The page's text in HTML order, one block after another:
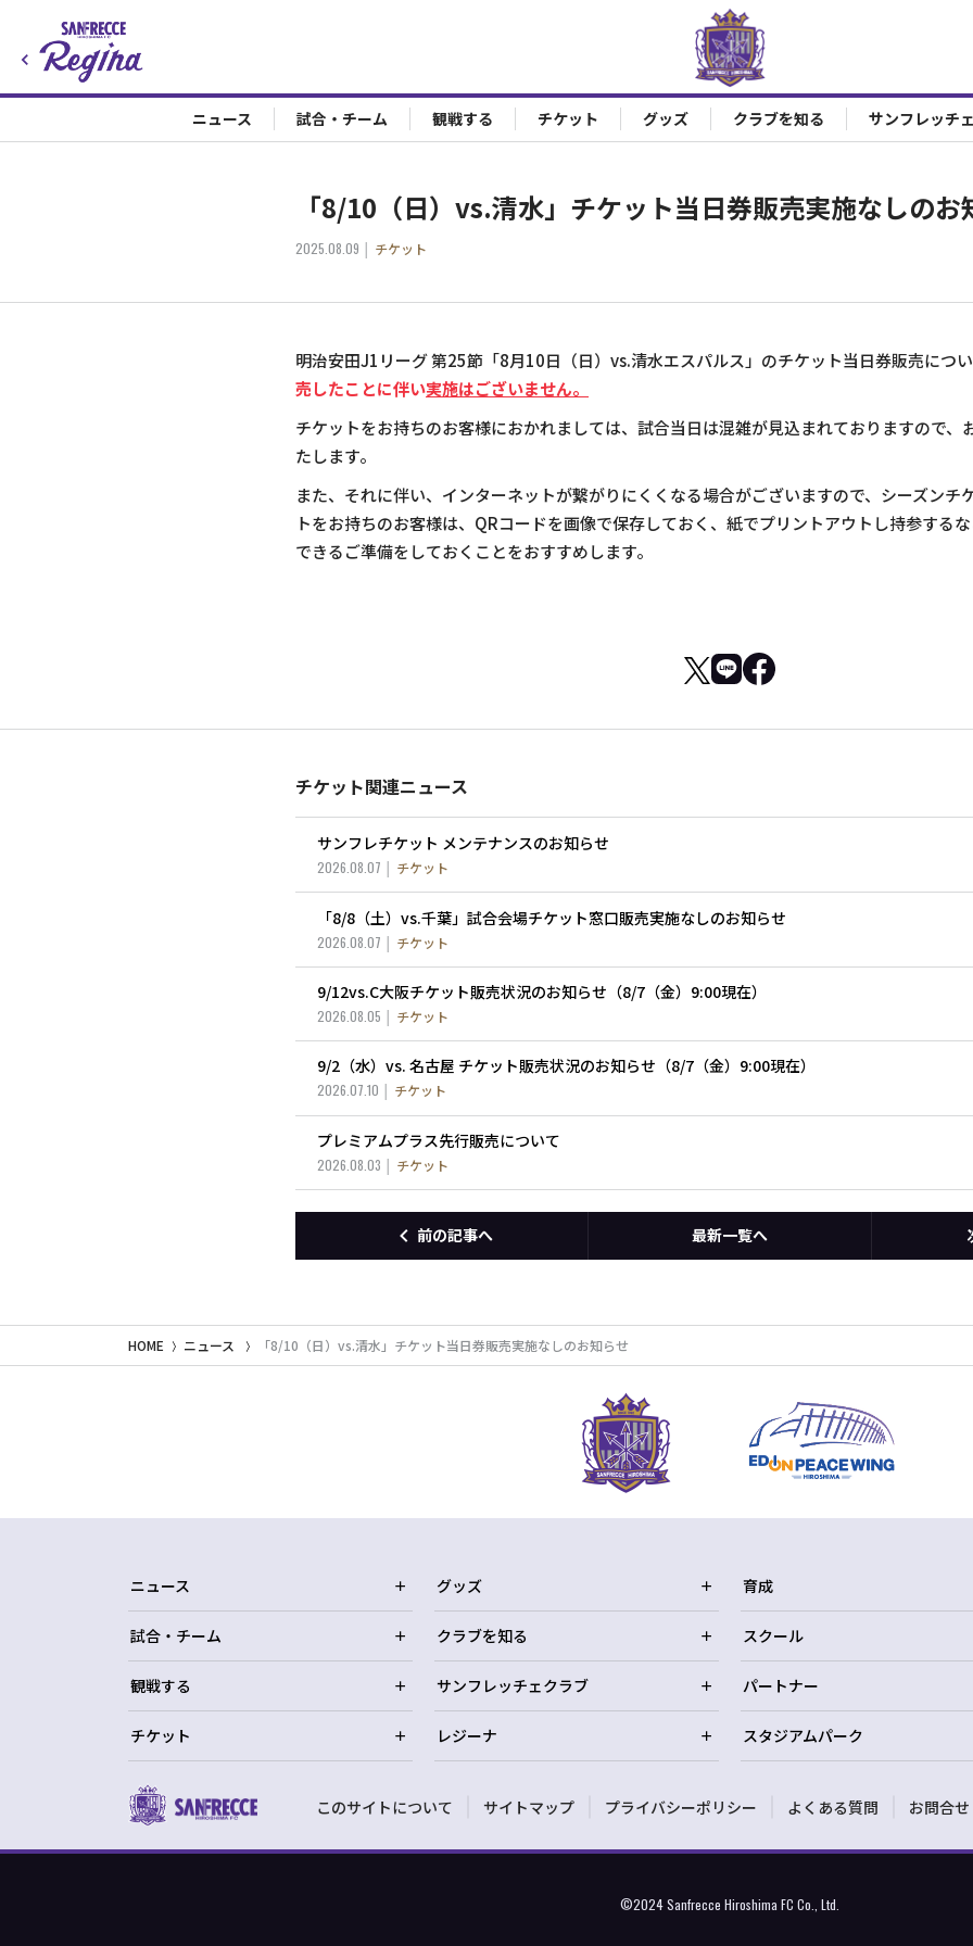
ニュース 試合・チーム 観戦する チケット グッズ クラブを知る サンフレッチ
「8/10（日）vs.清水」チケット当日券販売実施なしのお
2025.08.09 チケット
明治安田J1リーグ 第25節「8月10日（日）vs.清水エスパルス」のチケット当日券販売につい
売したことに伴い実施はございません。
チケットをお持ちのお客様におかれましては、試合当日は混雑が見込まれておりますので、
たします。
また、それに伴い、インターネットが繋がりにくくなる場合がございますので、シーズンチ
トをお持ちのお客様は、QRコードを画像で保存しておく、紙でプリントアウトし持参する
できるご準備をしておくことをおすすめします。
チケット関連ニュース
サンフレチケット メンテナンスのお知らせ
2026.08.07 チケット
「8/8（土）vs.千葉」試合会場チケット窓口販売実施なしのお知らせ
2026.08.07 チケット
9/12vs.C大阪チケット販売状況のお知らせ（8/7（金）9:00現在）
2026.08.05 チケット
9/2（水）vs. 名古屋 チケット販売状況のお知らせ（8/7（金）9:00現在）
2026.07.10 チケット
プレミアムプラス先行販売について
2026.08.03 チケット
前の記事へ 最新一覧へ
HOME ニュース 「8/10（日）vs.清水」チケット当日券販売実施なしのお知らせ
ニュース
試合・チーム
観戦する
チケット
グッズ
クラブを知る
サンフレッチェクラブ
レジーナ
育成
スクール
パートナー
スタジアムパーク
このサイトについて サイトマップ プライバシーポリシー よくある質問 お問合せ
©2024 Sanfrecce Hiroshima FC Co., Ltd.